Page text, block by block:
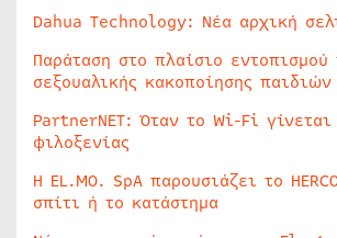
Dahua Technology: Νέα αρχική
Παράταση στο πλαίσιο
σεξουαλικής κακοποίησης παιδιών
PartnerNET: Όταν το Wi-Fi γίνεται
φιλοξενίας
Η EL.MO. SpA παρουσιάζει το
σπίτι ή το κατάστημα